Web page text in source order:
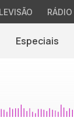
RÁDIO
Especiais